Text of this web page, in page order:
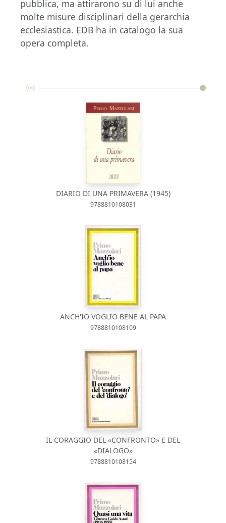
pubblica, ma attirarono su di lui anche
molte misure disciplinari della gerarchia
ecclesiastica. EDB ha in catalogo la sua
opera completa.
DIARIO DI UNA PRIMAVERA (1945)
9788810108031
ANCH'IO VOGLIO BENE AL PAPA
9788810108109
IL CORAGGIO DEL «CONFRONTO» E DEL
«DIALOGO»
9788810108154